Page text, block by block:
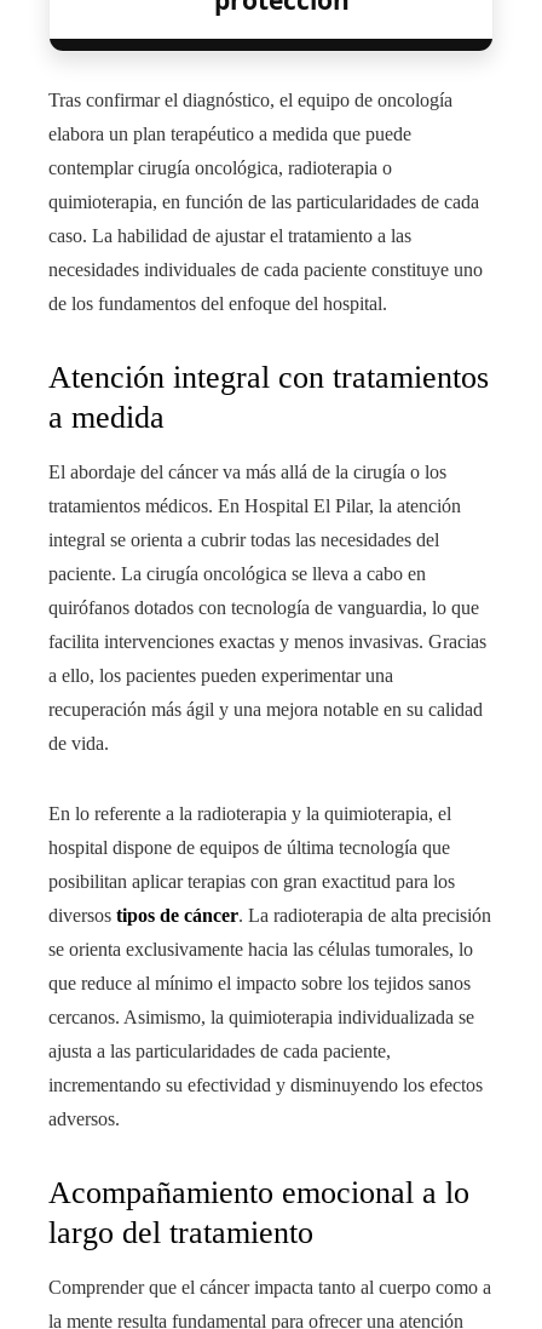
Tras confirmar el diagnóstico, el equipo de oncología
elabora un plan terapéutico a medida que puede
contemplar cirugía oncológica, radioterapia o
quimioterapia, en función de las particularidades de cada
caso. La habilidad de ajustar el tratamiento a las
necesidades individuales de cada paciente constituye uno
de los fundamentos del enfoque del hospital.
Atención integral con tratamientos
a medida
El abordaje del cáncer va más allá de la cirugía o los
tratamientos médicos. En Hospital El Pilar, la atención
integral se orienta a cubrir todas las necesidades del
paciente. La cirugía oncológica se lleva a cabo en
quirófanos dotados con tecnología de vanguardia, lo que
facilita intervenciones exactas y menos invasivas. Gracias
a ello, los pacientes pueden experimentar una
recuperación más ágil y una mejora notable en su calidad
de vida.
En lo referente a la radioterapia y la quimioterapia, el
hospital dispone de equipos de última tecnología que
posibilitan aplicar terapias con gran exactitud para los
diversos tipos de cáncer. La radioterapia de alta precisión
se orienta exclusivamente hacia las células tumorales, lo
que reduce al mínimo el impacto sobre los tejidos sanos
cercanos. Asimismo, la quimioterapia individualizada se
ajusta a las particularidades de cada paciente,
incrementando su efectividad y disminuyendo los efectos
adversos.
Acompañamiento emocional a lo
largo del tratamiento
Comprender que el cáncer impacta tanto al cuerpo como a
la mente resulta fundamental para ofrecer una atención